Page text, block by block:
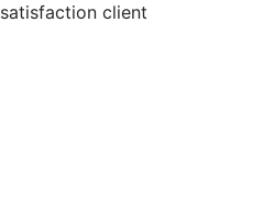
client